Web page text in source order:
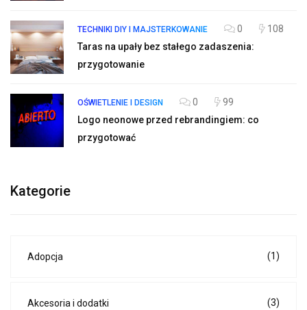
TECHNIKI DIY I MAJSTERKOWANIE 0
108
Taras na upały bez stałego zadaszenia:
przygotowanie
OŚWIETLENIE I DESIGN 0
99
Logo neonowe przed rebrandingiem: co
przygotować
Kategorie
Adopcja (1)
Akcesoria i dodatki (3)